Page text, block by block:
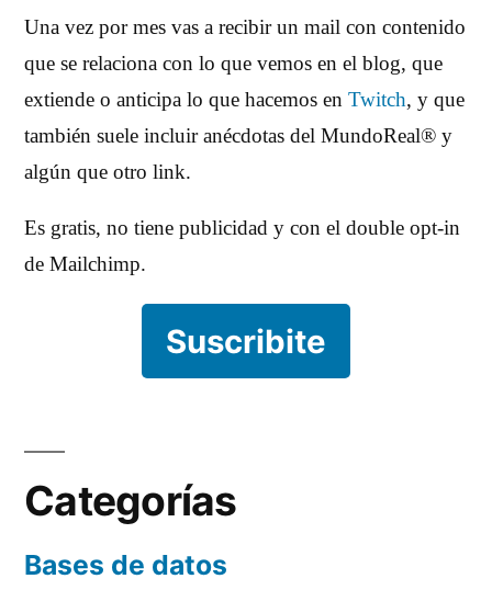
Una vez por mes vas a recibir un mail con contenido
que se relaciona con lo que vemos en el blog, que
extiende o anticipa lo que hacemos en Twitch, y que
también suele incluir anécdotas del MundoReal® y
algún que otro link.
Es gratis, no tiene publicidad y con el double opt-in
de Mailchimp.
Suscribite
Categorías
Bases de datos